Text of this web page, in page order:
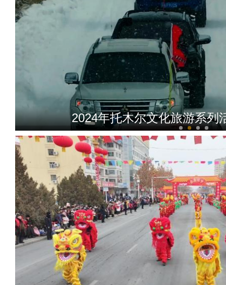
2024年托木尔文化旅游系列